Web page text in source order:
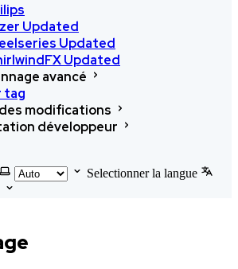
Updated
Updated
Updated
avancé
tag
modifications
développeur
Selectionner la langue